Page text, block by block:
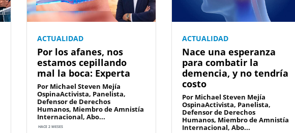
ACTUALIDAD
Por los afanes, nos
estamos cepillando
mal la boca: Experta
Por Michael Steven Mejía
OspinaActivista, Panelista,
Defensor de Derechos
Humanos, Miembro de Amnistía
Internacional, Abo...
HACE 2 MESES
ACTUALIDAD
Nace una esperanza
para combatir la
demencia, y no tendría
costo
Por Michael Steven Mejía
OspinaActivista, Panelista,
Defensor de Derechos
Humanos, Miembro de Amnistía
Internacional, Abo...